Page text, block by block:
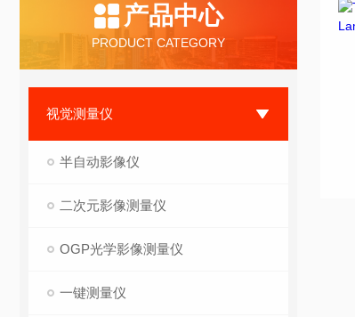
产品中心
PRODUCT CATEGORY
视觉测量仪
半自动影像仪
二次元影像测量仪
OGP光学影像测量仪
一键测量仪